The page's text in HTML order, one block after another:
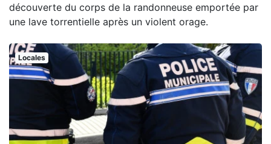
découverte du corps de la randonneuse emportée par
une lave torrentielle après un violent orage.
Locales